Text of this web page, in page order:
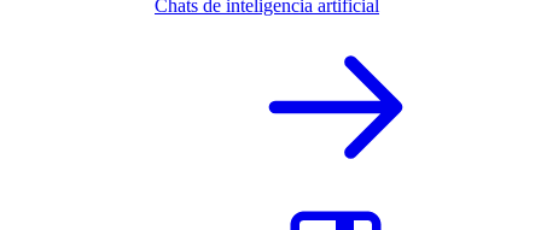
Chats de inteligencia artificial